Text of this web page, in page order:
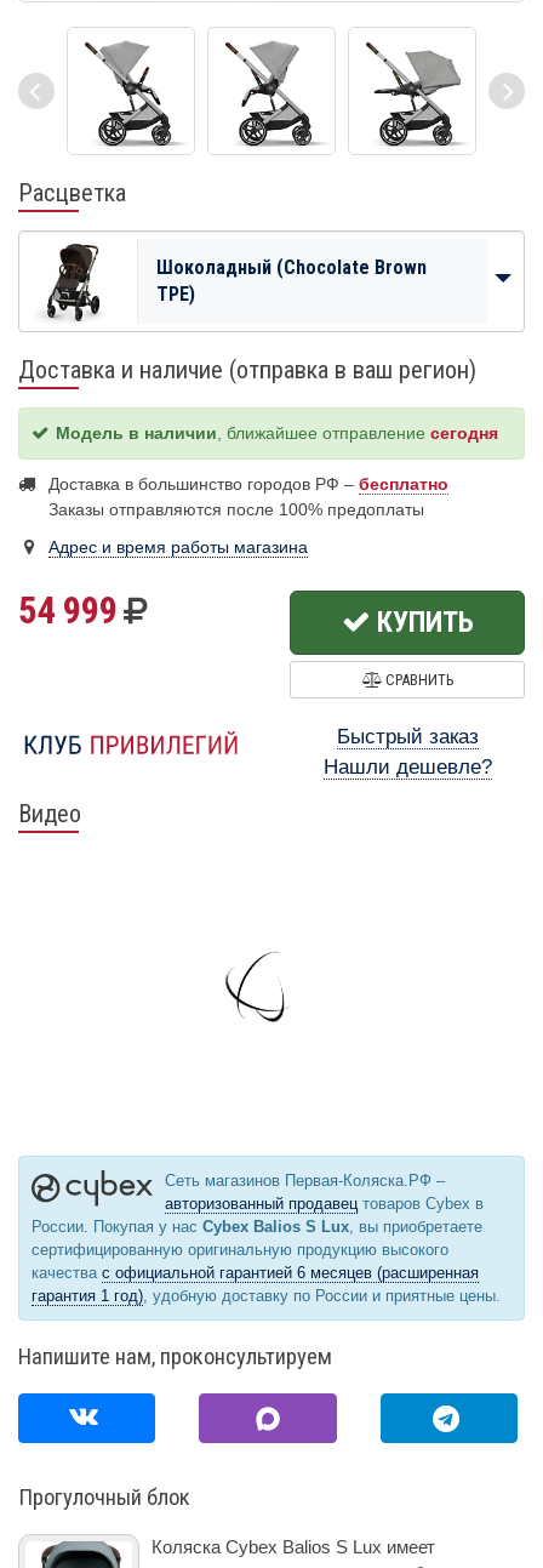
Расцветка
Шоколадный (Chocolate Brown
TPE)
Доставка и наличие (отправка в ваш регион)
Модель в наличии , ближайшее отправление сегодня
Доставка в большинство городов РФ – бесплатно
Заказы отправляются после 100% предоплаты
Адрес и время работы магазина
54 999 КУПИТЬ
СРАВНИТЬ
Быстрый заказ
Нашли дешевле?
Видео
Сеть магазинов Первая-Коляска.РФ –
авторизованный продавецтоваров Cybex в
России. Покупая у нас Cybex Balios S Lux, вы приобретаете
сертифицированную оригинальную продукцию высокого
качества с официальной гарантией 6 месяцев (расширенная
гарантия 1 год), удобную доставку по России и приятные цены.
Напишите нам, проконсультируем
Прогулочный блок
Коляска Cybex Balios S Lux имеет